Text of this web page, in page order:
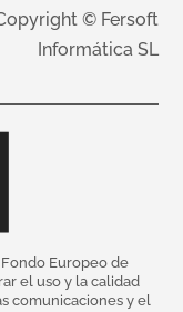
© Fersoft
Informática SL
Europeo de
el uso y la calidad
comunicaciones y el